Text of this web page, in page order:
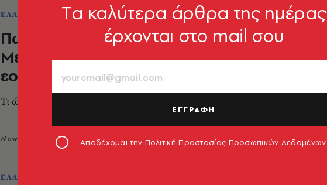
ΕΛΛΑΔΑ
Πώς θα κινηθούν τα Μέσα Μαζικής
Μεταφοράς κατά τη διάρκεια των
εορτών του Πάσχα
Τι ώρα θα ξεκινήσουν τα τελευταία δρομολόγια
Newsroom 13.04.2023, 11:23
ΕΛΛΑΔΑ
Tα καλύτερα άρθρα της ημέρας
έρχονται στο mail σου
ΕΓΓΡΑΦΗ
Αποδέχομαι την Πολιτική Προστασίας Προσωπικών Δεδομένων